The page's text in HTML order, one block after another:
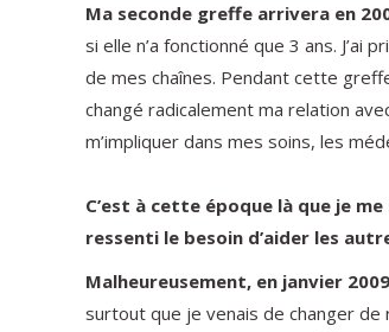
Ma seconde greffe arrivera en
si elle n’a fonctionné que 3 ans. J’ai
de mes chaînes. Pendant cette
changé radicalement ma relation
m’impliquer dans mes soins, les
C’est à cette époque là que je
ressenti le besoin d’aider les
Malheureusement, en janvier
surtout que je venais de changer de